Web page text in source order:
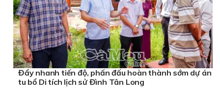
Đẩy nhanh tiến độ, phấn đấu hoàn thành sớm dự án
tu bổ Di tích lịch sử Đình Tân Long